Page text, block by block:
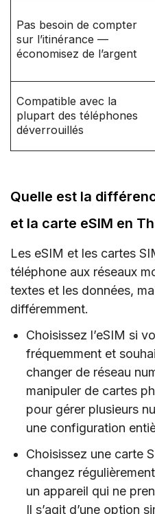
Pas besoin de compter
sur l’itinérance —
économisez de l’argent
Compatible avec la
plupart des téléphones
déverrouillés
Quelle est la
et la carte eSIM en
Les eSIM et les cartes
téléphone aux réseaux
textes et les données,
différemment.
Choisissez l’eSIM si
fréquemment et
changer de réseau
manipuler de cartes
pour gérer plusieurs
une configuration
Choisissez une carte
changez
un appareil qui ne
Il s’agit d’une option